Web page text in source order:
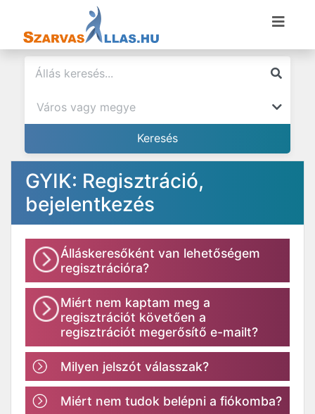
GYIK: Regisztráció,
bejelentkezés
Álláskeresőként van lehetőségem
regisztrációra?
Miért nem kaptam meg a
regisztrációt követően a
regisztrációt megerősítő e-mailt?
Milyen jelszót válasszak?
Miért nem tudok belépni a fiókomba?